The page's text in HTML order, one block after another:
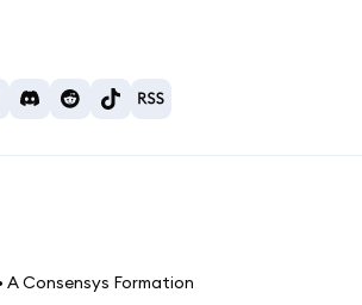
Consensys Formation